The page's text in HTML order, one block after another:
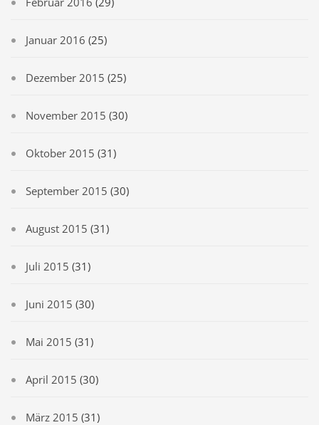
Januar 2016 (25)
Dezember 2015 (25)
November 2015 (30)
Oktober 2015 (31)
September 2015 (30)
August 2015 (31)
Juli 2015 (31)
Juni 2015 (30)
Mai 2015 (31)
April 2015 (30)
März 2015 (31)